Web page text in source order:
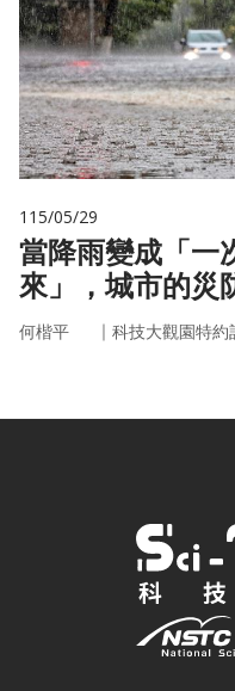
115/05/29
當降雨變成「一
來」，城市的災
即時應變？
何楷平 ｜ 科技大觀園特約